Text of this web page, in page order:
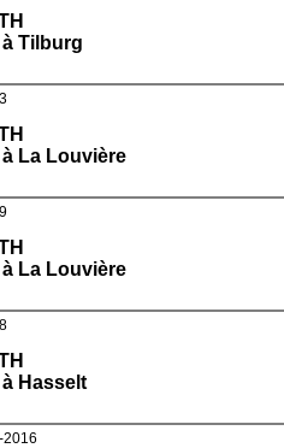
à Tilburg
à La Louvière
à La Louvière
à Hasselt
2016